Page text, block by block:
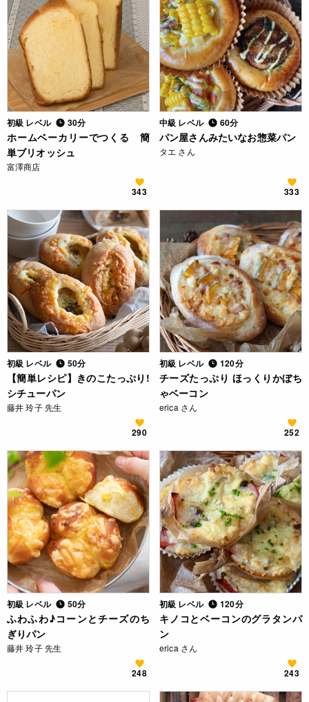
初級 レベル 30分
ホームベーカリーでつくる 簡
単ブリオッシュ
富澤商店
343
中級 レベル 60分
パン屋さんみたいなお惣菜パン
タエ さん
333
初級 レベル 50分
【簡単レシピ】きのこたっぷり!
シチューパン
藤井 玲子 先生
290
初級 レベル 120分
チーズたっぷり ほっくりかぼち
ゃベーコン
erica さん
252
初級 レベル 50分
ふわふわ♪コーンとチーズのち
ぎりパン
藤井 玲子 先生
248
初級 レベル 120分
キノコとベーコンのグラタンパ
ン
erica さん
243